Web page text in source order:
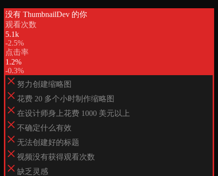
没有 ThumbnailDev 的你
观看次数
5.1k
-2.5%
点击率
1.2%
-0.3%
努力创建缩略图
花费 20 多个小时制作缩略图
在设计师身上花费 1000 美元以上
不确定什么有效
无法创建好的标题
视频没有获得观看次数
缺乏灵感